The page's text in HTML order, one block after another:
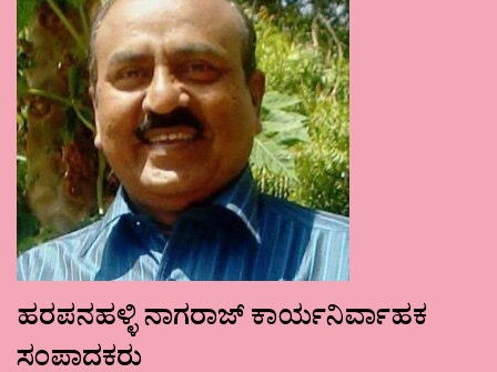
ಹರಪನಹಳ್ಳಿ ನಾಗರಾಜ್ ಕಾರ್ಯನಿರ್ವಾಹಕ